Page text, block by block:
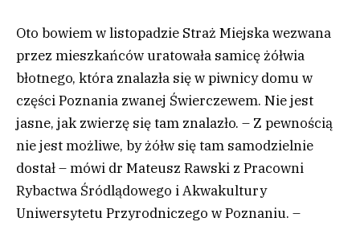
Oto bowiem w listopadzie Straż Miejska wezwana
przez mieszkańców uratowała samicę żółwia
błotnego, która znalazła się w piwnicy domu w
części Poznania zwanej Świerczewem. Nie jest
jasne, jak zwierzę się tam znalazło. – Z pewnością
nie jest możliwe, by żółw się tam samodzielnie
dostał – mówi dr Mateusz Rawski z Pracowni
Rybactwa Śródlądowego i Akwakultury
Uniwersytetu Przyrodniczego w Poznaniu. –